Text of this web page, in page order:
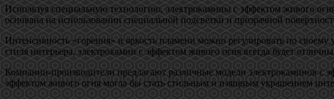
Используя специальную технологию, электрокамины с эффектом живого
основана на использовании специальной подсветки и прозрачной
Интенсивность «горения» и яркость пламени можно регулировать по
стиля интерьера, электрокамин с эффектом живого огня всегда будет
Компании-производители предлагают различные модели электрокаминов с
эффектом живого огня могла бы стать стильным и изящным украшением